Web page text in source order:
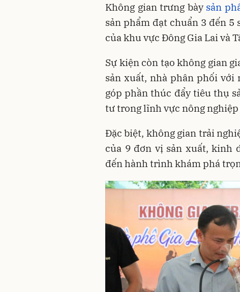
Không gian trưng bày sản
sản phẩm đạt chuẩn 3 đến 5
của khu vực Đông Gia Lai và
Sự kiện còn tạo không gian
sản xuất, nhà phân phối với
góp phần thúc đẩy tiêu thụ
tư trong lĩnh vực nông
Đặc biệt, không gian trải
của 9 đơn vị sản xuất, kinh
đến hành trình khám phá